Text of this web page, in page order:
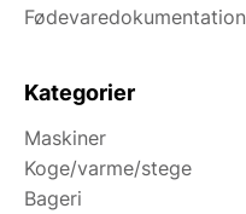
Fødevaredokumentation
Kategorier
Maskiner
Koge/varme/stege
Bageri